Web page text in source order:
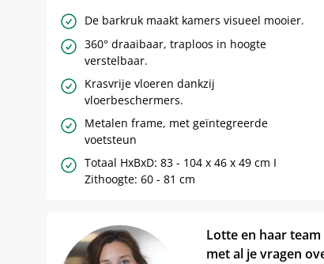
De barkruk maakt kamers visueel mooier.
360° draaibaar, traploos in hoogte
verstelbaar.
Krasvrije vloeren dankzij
vloerbeschermers.
Metalen frame, met geïntegreerde
voetsteun
Totaal HxBxD: 83 - 104 x 46 x 49 cm I
Zithoogte: 60 - 81 cm
Lotte en haar
met al je vragen